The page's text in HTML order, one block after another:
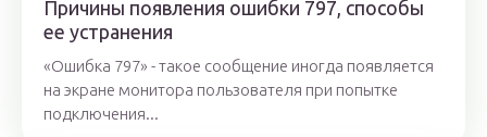
Причины появления ошибки 797, способы
ее устранения
«Ошибка 797» - такое сообщение иногда появляется
на экране монитора пользователя при попытке
подключения...